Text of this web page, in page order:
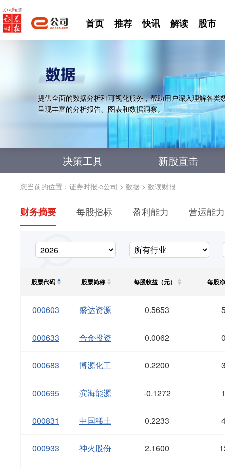
首页 推荐 快讯 解读 股市
提供全面的数据分析和可视化服务，帮助用户深入理解各
呈现丰富的分析报告、图表和数据洞察。
决策工具 新股直击
您当前的位置： 证券时报·e公司 > 数据 > 数读财报
财务摘要 每股指标 盈利能力 营运能力
股票代码 股票简称 每股收益（元） 每股
000603 盛达资源 0.5653
000633 合金投资 0.0062
000683 博源化工 0.2200
000695 滨海能源 -0.1272
000831 中国稀土 0.2233
000933 神火股份 2.1600